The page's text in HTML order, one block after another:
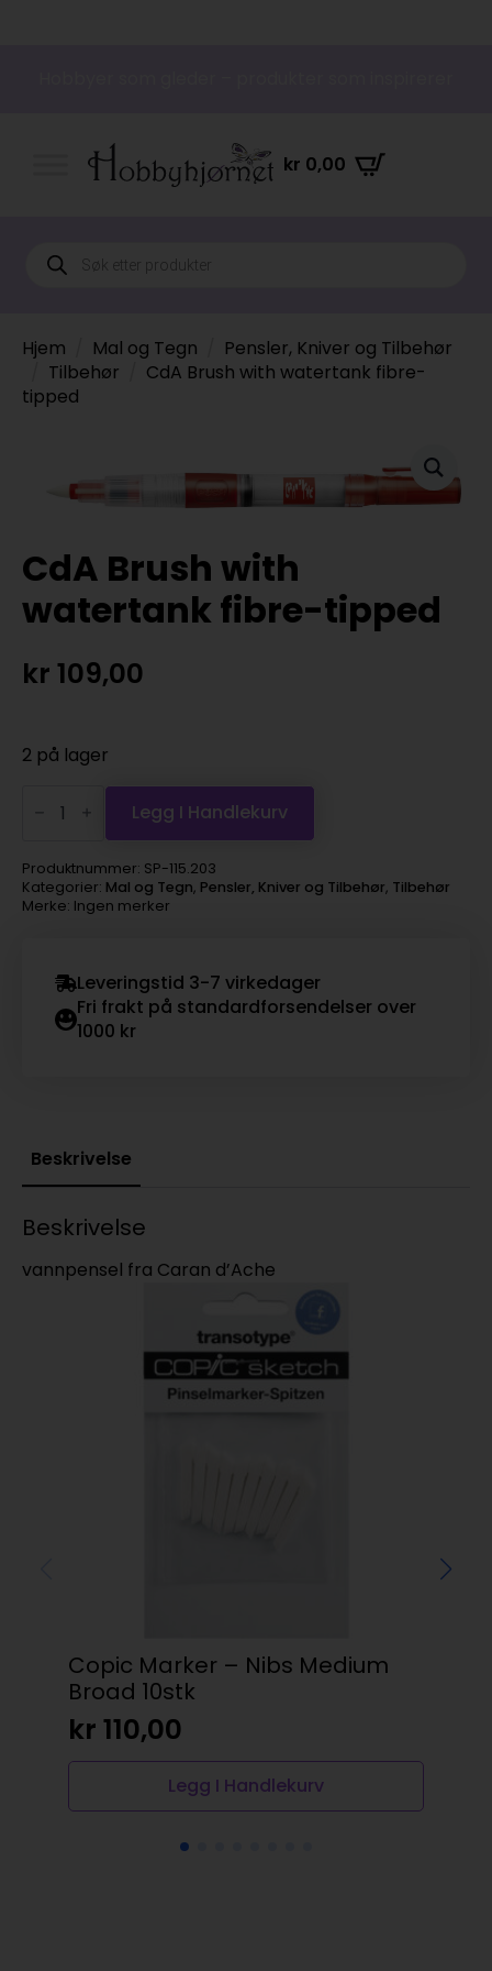
kr 0,00
Products
search
Hjem Mal og Tegn
Pensler, Kniver og Tilbehør
Tilbehør
CdA Brush with watertank fibre-
tipped
CdA Brush with
watertank fibre-tipped
kr 109,00
2 på lager
Brush
watertank
fibre-
tipped
antall
Legg I Handlekurv
Produktnummer: SP-115.203
Kategorier: Mal og Tegn, Pensler, Kniver og Tilbehør, Tilbehør
Merke: Ingen merker
Leveringstid 3-7 virkedager
Fri frakt på standardforsendelser over
1000 kr
Beskrivelse
Beskrivelse
vannpensel fra Caran d’Ache
Copic Marker – Nibs Medium
Broad 10stk
kr 110,00
Legg I Handlekurv